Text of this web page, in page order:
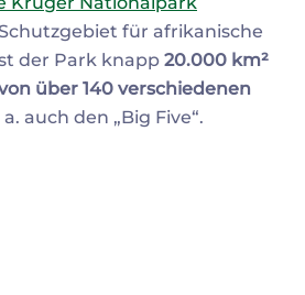
für afrikanische
der Park knapp 20.000 km²
über 140 verschiedenen
a. auch den „Big Five“.